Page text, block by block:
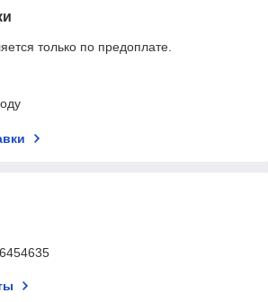
только по предоплате.